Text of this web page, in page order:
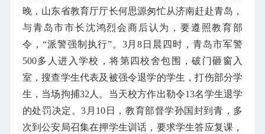
晚，山东省教育厅厅长何思源匆忙从济南赶赴青岛，
与青岛市市长沈鸿烈会商后认为，要遵照教育部
令，“派警强制执行”。 3月8 日晨四时，青岛市军警
500多人进入学校，将第四校舍包围，破门砸窗入
室，搜查学生代表及被强令退学的学生，打伤部分学
生，当场拘捕32 人。当天校方作出勒令13名学生退学
的处罚决定。3 月 10 日，教育部督学孙国封到青，多
次到公安局召集在押学生训话，要求学生答应复课，